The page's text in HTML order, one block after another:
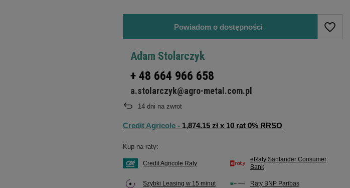
Powiadom o dostępności
Adam Stolarczyk
+ 48 664 966 658
a.stolarczyk@agro-metal.com.pl
14 dni na zwrot
Credit Agricole - 1,874.15 zł x 10 rat 0% RRSO
Kup na raty:
Credit Agricole Raty
eRaty Santander Consumer
Bank
Szybki Leasing w 15 minut Raty BNP Paribas